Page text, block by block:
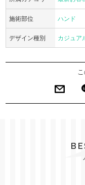
施術部位 ハンド
デザイン種別 カジュア